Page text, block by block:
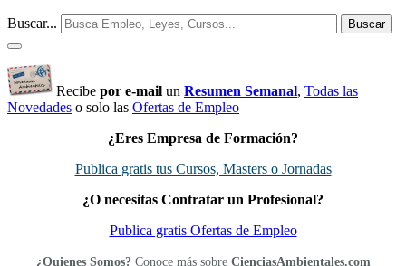
Buscar... Buscar
Recibe por e-mail un Resumen Semanal, Todas las
Novedades o solo las Ofertas de Empleo
¿Eres Empresa de Formación?
Publica gratis tus Cursos, Masters o Jornadas
¿O necesitas Contratar un Profesional?
Publica gratis Ofertas de Empleo
¿Quienes Somos? Conoce más sobre CienciasAmbientales.com